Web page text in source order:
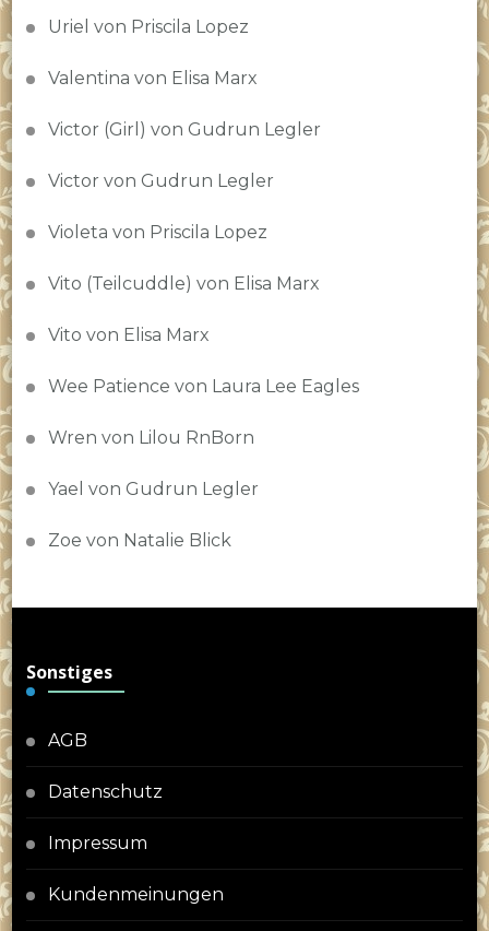
Uriel von Priscila Lopez
Valentina von Elisa Marx
Victor (Girl) von Gudrun Legler
Victor von Gudrun Legler
Violeta von Priscila Lopez
Vito (Teilcuddle) von Elisa Marx
Vito von Elisa Marx
Wee Patience von Laura Lee Eagles
Wren von Lilou RnBorn
Yael von Gudrun Legler
Zoe von Natalie Blick
Sonstiges
AGB
Datenschutz
Impressum
Kundenmeinungen